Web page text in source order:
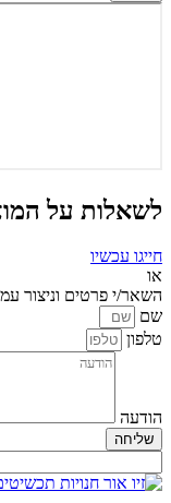
לשאלות על
חייגו עכשיו
או
השאר/י פרטים וניצור
שם
טלפון
הודעה
שליחה